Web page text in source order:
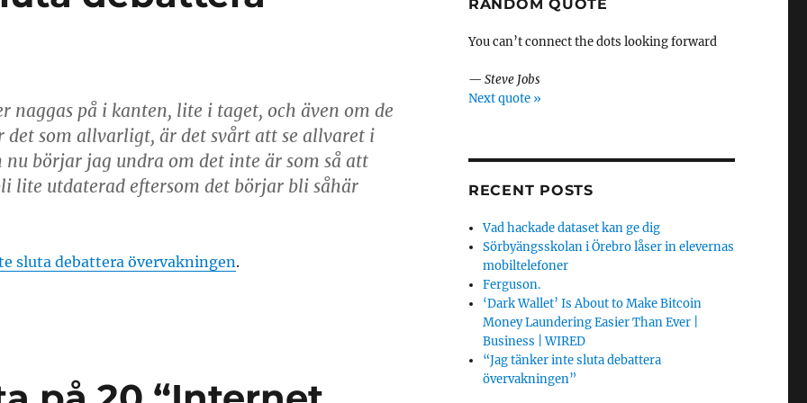
naggas på i kanten, lite i taget, och även om de
det som allvarligt, är det svårt att se allvaret i
nu börjar jag undra om det inte är som så att
lite utdaterad eftersom det börjar bli såhär
sluta debattera övervakningen.
RANDOM QUOTE
You can’t connect the dots looking forward
— Steve Jobs
Next quote »
RECENT POSTS
Vad hackade dataset kan ge dig
Sörbyängsskolan i Örebro låser in elevernas
mobiltelefoner
Ferguson.
‘Dark Wallet’ Is About to Make Bitcoin
Money Laundering Easier Than Ever |
Business | WIRED
“Jag tänker inte sluta debattera
övervakningen”